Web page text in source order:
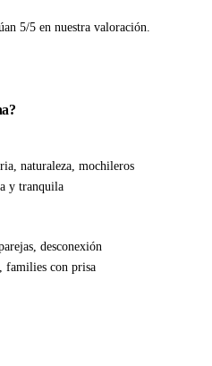
5/5 en nuestra valoración.
naturaleza, mochileros
y tranquila
desconexión
families con prisa